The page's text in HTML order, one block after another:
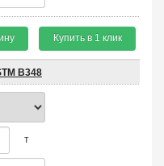
Купить в 1 клик
B348
т